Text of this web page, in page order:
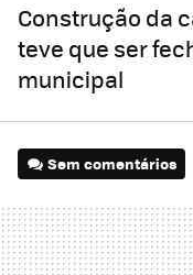
Construção da
teve que ser
municipal
Sem comentários